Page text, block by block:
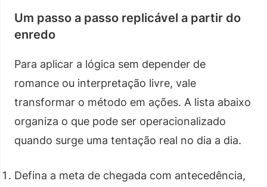
Um passo a passo replicável a partir do
enredo
Para aplicar a lógica sem depender de
romance ou interpretação livre, vale
transformar o método em ações. A lista abaixo
organiza o que pode ser operacionalizado
quando surge uma tentação real no dia a dia.
Defina a meta de chegada com antecedência,